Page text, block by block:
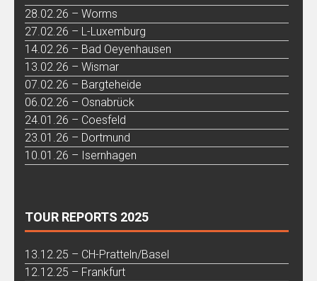
28.02.26 – Worms
27.02.26 – L-Luxemburg
14.02.26 – Bad Oeyenhausen
13.02.26 – Wismar
07.02.26 – Bargteheide
06.02.26 – Osnabrück
24.01.26 – Coesfeld
23.01.26 – Dortmund
10.01.26 – Isernhagen
TOUR REPORTS 2025
13.12.25 – CH-Pratteln/Basel
12.12.25 – Frankfurt